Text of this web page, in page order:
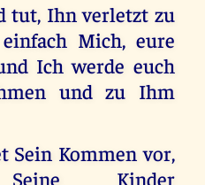
tut, Ihn verletzt zu
Mich, eure
Ich werde euch
und zu Ihm
Sein Kommen vor,
Kinder